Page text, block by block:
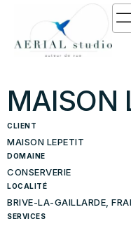
MAISON
CLIENT
MAISON LEPETIT
DOMAINE
CONSERVERIE
LOCALITÉ
BRIVE-LA-GAILLARDE,
SERVICES